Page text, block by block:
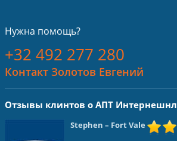
Нужна помощь?
+32 492 277 280
Контакт Золотов Евгений
Отзывы клинтов о АПТ Интернешнл
Stephen – Fort Vale